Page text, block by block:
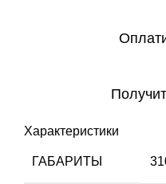
Характеристики
ГАБАРИТЫ